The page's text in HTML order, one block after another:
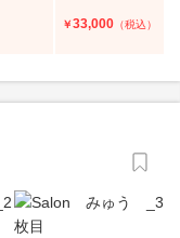
￥33,000 （税込）